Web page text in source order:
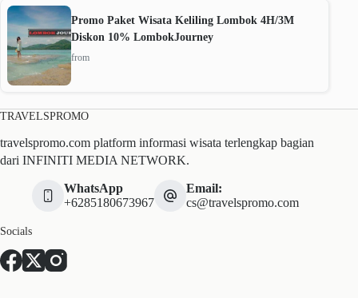
Promo Paket Wisata Keliling Lombok 4H/3M
Diskon 10% LombokJourney
from
TRAVELSPROMO
travelspromo.com platform informasi wisata terlengkap bagian
dari INFINITI MEDIA NETWORK.
WhatsApp
+6285180673967
Email:
cs@travelspromo.com
Socials